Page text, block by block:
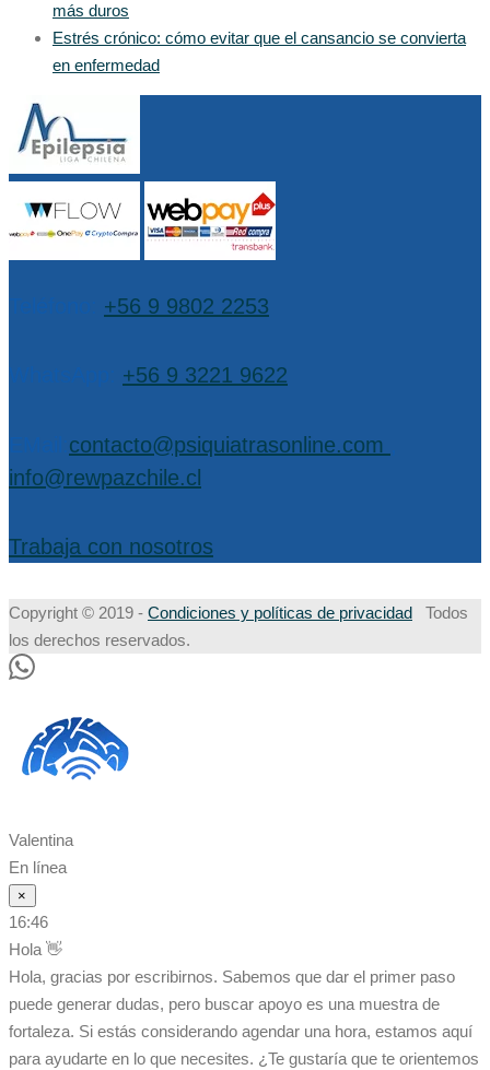
más duros
Estrés crónico: cómo evitar que el cansancio se convierta
en enfermedad
+56 9 9802 2253
+56 9 3221 9622
contacto@psiquiatrasonline.com
info@rewpazchile.cl
Trabaja con nosotros
Copyright © 2019 - Condiciones y políticas de privacidad Todos
los derechos reservados.
Valentina
En línea
×
16:46
Hola 👋
Hola, gracias por escribirnos. Sabemos que dar el primer paso
puede generar dudas, pero buscar apoyo es una muestra de
fortaleza. Si estás considerando agendar una hora, estamos aquí
para ayudarte en lo que necesites. ¿Te gustaría que te orientemos